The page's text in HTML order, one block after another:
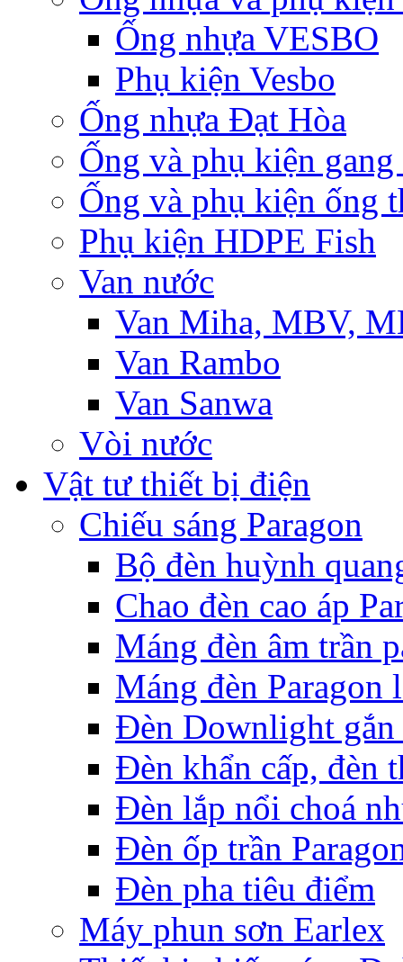
Ống nhựa VESBO
Phụ kiện Vesbo
Ống nhựa Đạt Hòa
Ống và phụ kiện gang
Ống và phụ kiện ống
Phụ kiện HDPE Fish
Van nước
Van Miha, MBV,
Van Rambo
Van Sanwa
Vòi nước
Vật tư thiết bị điện
Chiếu sáng Paragon
Bộ đèn huỳnh
Chao đèn cao áp
Máng đèn âm trần
Máng đèn Paragon
Đèn Downlight
Đèn khẩn cấp, đèn
Đèn lắp nổi choá
Đèn ốp trần
Đèn pha tiêu điểm
Máy phun sơn Earlex